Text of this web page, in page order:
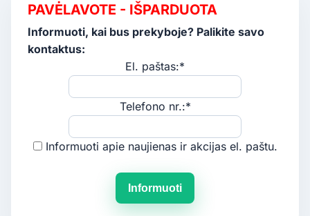
PAVĖLAVOTE - IŠPARDUOTA
Informuoti, kai bus prekyboje? Palikite savo
kontaktus:
El. paštas:*
Telefono nr.:*
Informuoti apie naujienas ir akcijas el. paštu.
Informuoti